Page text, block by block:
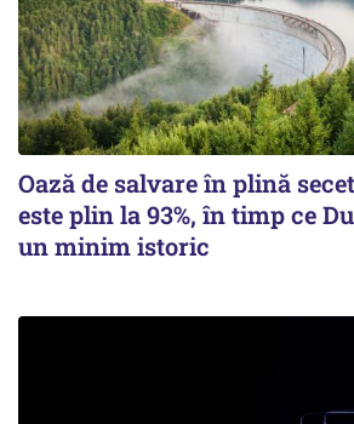
Oază de salvare în plină
este plin la 93%, în timp ce
un minim istoric